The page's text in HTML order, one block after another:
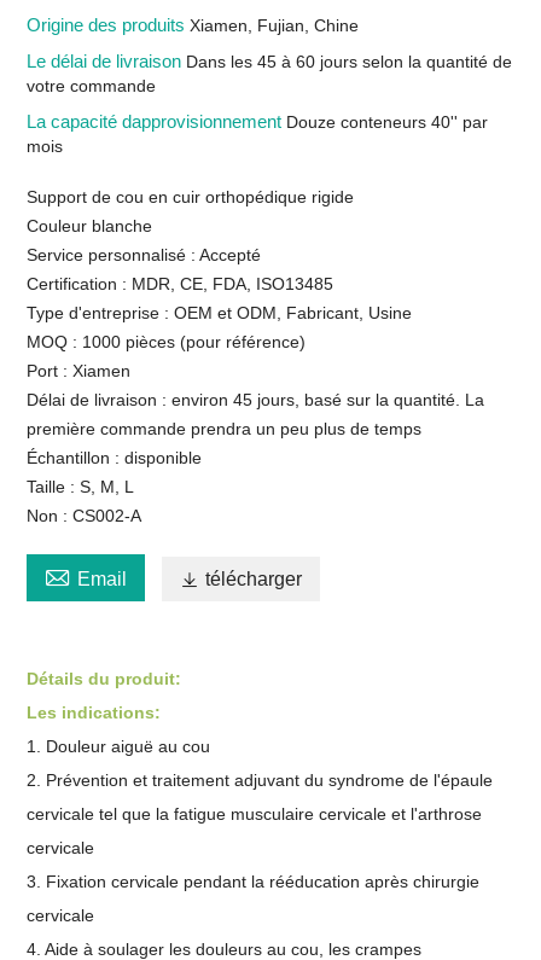
Origine des produitsXiamen, Fujian, Chine
Le délai de livraison Dans les 45 à 60 jours selon la quantité de
votre commande
La capacité dapprovisionnement Douze conteneurs 40'' par
mois
Support de cou en cuir orthopédique rigide
Couleur blanche
Service personnalisé : Accepté
Certification : MDR, CE, FDA, ISO13485
Type d'entreprise : OEM et ODM, Fabricant, Usine
MOQ : 1000 pièces (pour référence)
Port : Xiamen
Délai de livraison : environ 45 jours, basé sur la quantité. La
première commande prendra un peu plus de temps
Échantillon : disponible
Taille : S, M, L
Non : CS002-A
 Email  télécharger
Détails du produit:
Les indications:
1. Douleur aiguë au cou
2. Prévention et traitement adjuvant du syndrome de l'épaule
cervicale tel que la fatigue musculaire cervicale et l'arthrose
cervicale
3. Fixation cervicale pendant la rééducation après chirurgie
cervicale
4. Aide à soulager les douleurs au cou, les crampes